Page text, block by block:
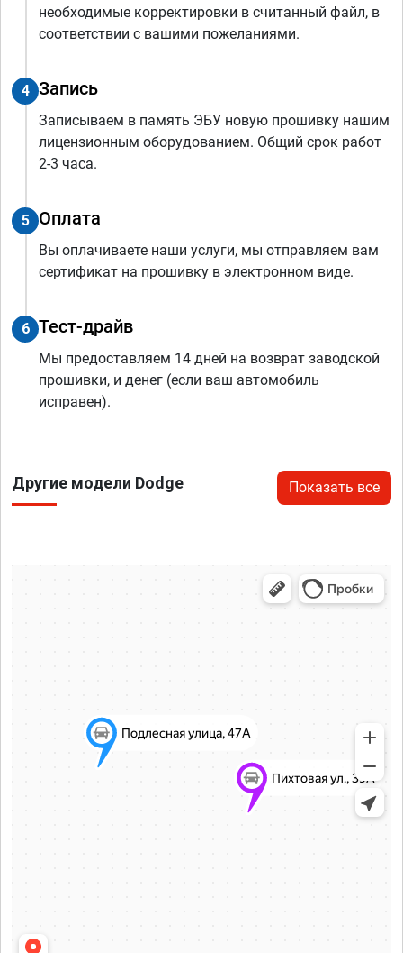
необходимые корректировки в считанный файл, в
соответствии с вашими пожеланиями.
4 Запись
Записываем в память ЭБУ новую прошивку нашим
лицензионным оборудованием. Общий срок работ
2-3 часа.
5 Оплата
Вы оплачиваете наши услуги, мы отправляем вам
сертификат на прошивку в электронном виде.
6 Тест-драйв
Мы предоставляем 14 дней на возврат заводской
прошивки, и денег (если ваш автомобиль
исправен).
Другие модели Dodge Показать все